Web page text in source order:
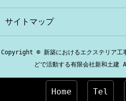
サイトマップ
Copyright © 新築におけるエクステリア工
どで活動する有限会社新和土
Home Tel